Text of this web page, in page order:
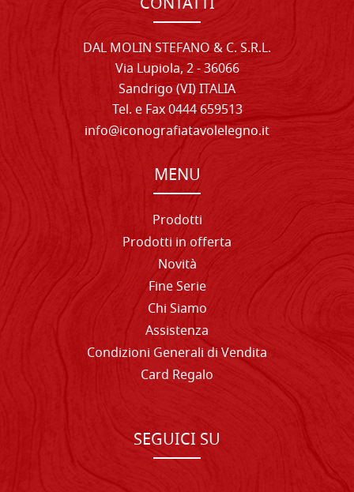
DAL MOLIN STEFANO & C. S.R.L.
Via Lupiola, 2 - 36066
Sandrigo (VI) ITALIA
Tel. e Fax 0444 659513
info@iconografiatavolelegno.it
MENU
Prodotti
Prodotti in offerta
Novità
Fine Serie
Chi Siamo
Assistenza
Condizioni Generali di Vendita
Card Regalo
SEGUICI SU